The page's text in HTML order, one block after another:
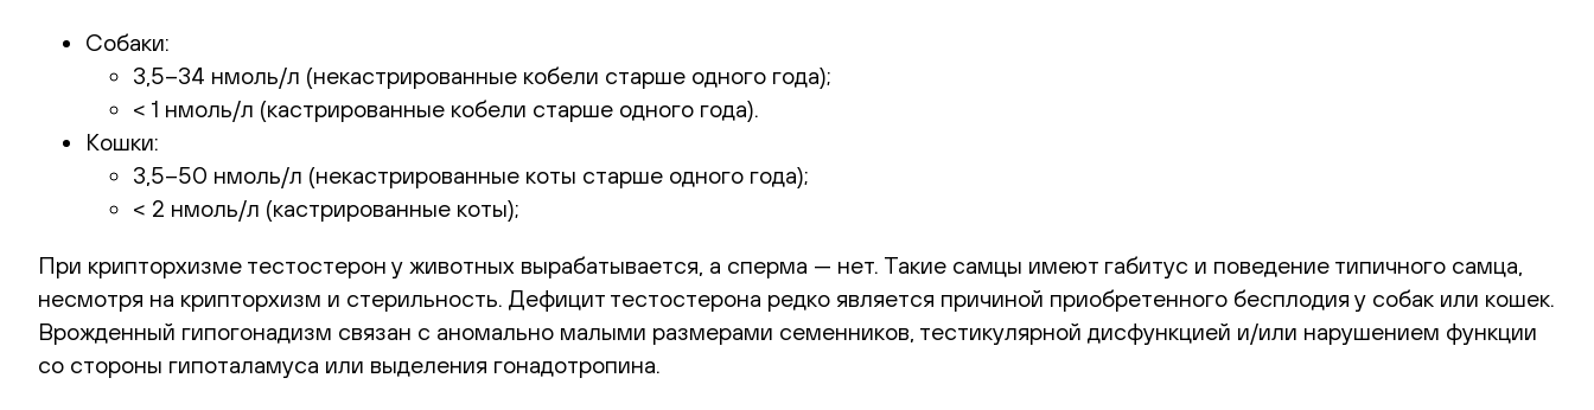
Собаки:
3,5–34 нмоль/л (некастрированные кобели старше одного года);
< 1 нмоль/л (кастрированные кобели старше одного года).
Кошки:
3,5–50 нмоль/л (некастрированные коты старше одного года);
< 2 нмоль/л (кастрированные коты);
При крипторхизме тестостерон у животных вырабатывается, а сперма — нет. Такие самцы имеют габитус и поведение типичного самца,
несмотря на крипторхизм и стерильность. Дефицит тестостерона редко является причиной приобретенного бесплодия у собак или кошек.
Врожденный гипогонадизм связан с аномально малыми размерами семенников, тестикулярной дисфункцией и/или нарушением функции
со стороны гипоталамуса или выделения гонадотропина.